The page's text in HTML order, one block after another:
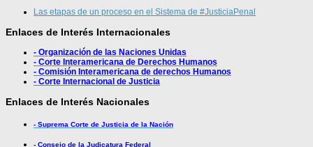
Las etapas de un proceso en el Sistema de #JusticiaPenal
Enlaces de Interés Internacionales
- Organización de las Naciones Unidas
- Corte Interamericana de Derechos Humanos
- Comisión Interamericana de derechos Humanos
- Corte Internacional de Justicia
Enlaces de Interés Nacionales
- Suprema Corte de Justicia de la Nación
- Consejo de la Judicatura Federal